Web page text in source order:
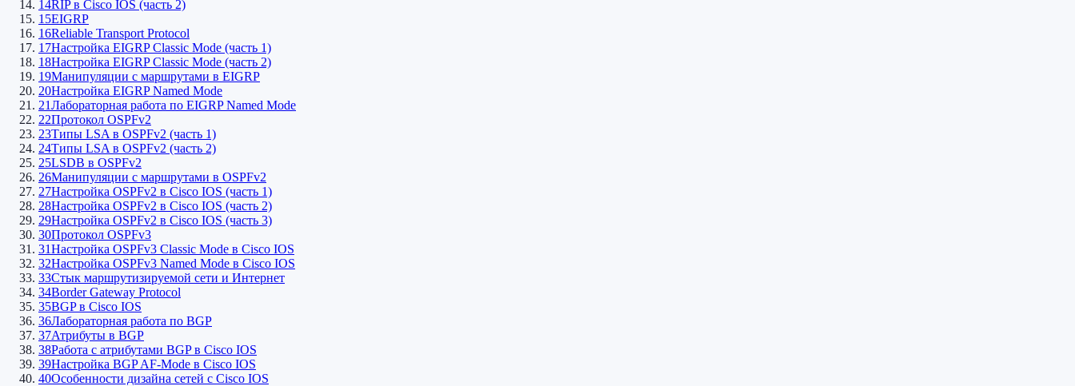
14RIP в Cisco IOS (часть 2)
15EIGRP
16Reliable Transport Protocol
17Настройка EIGRP Classic Mode (часть 1)
18Настройка EIGRP Classic Mode (часть 2)
19Манипуляции с маршрутами в EIGRP
20Настройка EIGRP Named Mode
21Лабораторная работа по EIGRP Named Mode
22Протокол OSPFv2
23Типы LSA в OSPFv2 (часть 1)
24Типы LSA в OSPFv2 (часть 2)
25LSDB в OSPFv2
26Манипуляции с маршрутами в OSPFv2
27Настройка OSPFv2 в Cisco IOS (часть 1)
28Настройка OSPFv2 в Cisco IOS (часть 2)
29Настройка OSPFv2 в Cisco IOS (часть 3)
30Протокол OSPFv3
31Настройка OSPFv3 Classic Mode в Cisco IOS
32Настройка OSPFv3 Named Mode в Cisco IOS
33Стык маршрутизируемой сети и Интернет
34Border Gateway Protocol
35BGP в Cisco IOS
36Лабораторная работа по BGP
37Атрибуты в BGP
38Работа с атрибутами BGP в Cisco IOS
39Настройка BGP AF-Mode в Cisco IOS
40Особенности дизайна сетей c Cisco IOS